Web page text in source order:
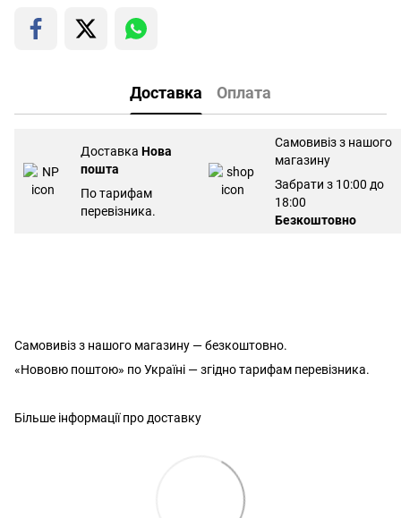
Доставка Оплата
Доставка Нова
пошта
По тарифам
перевізника.
Самовивіз з нашого
магазину
Забрати з 10:00 до
18:00
Безкоштовно
Самовивіз з нашого магазину — безкоштовно.
«Нововю поштою» по Україні — згідно тарифам перевізника.
Більше інформації про доставку